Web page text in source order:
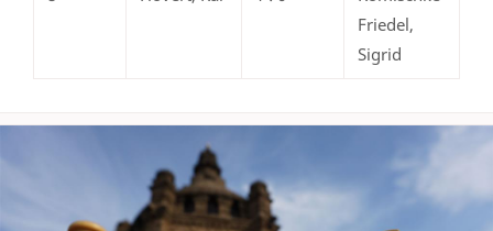
Friedel,
Sigrid